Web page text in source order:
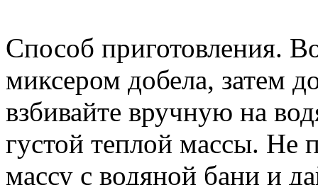
Способ приготовления.
миксером добела, затем
взбивайте вручную на
густой теплой массы. Не
массу с водяной бани и